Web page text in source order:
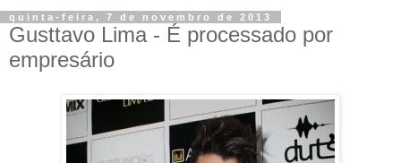
quinta-feira, 7 de novembro de 2013
Gusttavo Lima - É processado por
empresário